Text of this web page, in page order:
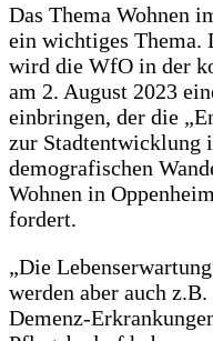
Das Thema Wohnen
ein wichtiges Thema.
wird die WfO in der
am 2. August 2023
einbringen, der die
zur Stadtentwicklung
demografischen
Wohnen in
fordert.
„Die
werden aber auch
Demenz-